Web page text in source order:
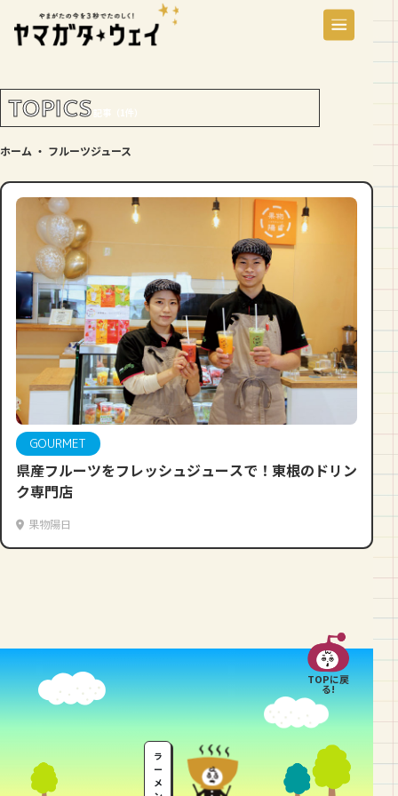
TOPICS 記事（1件）
ホーム ・ フルーツジュース
GOURMET
県産フルーツをフレッシュジュースで！東根のドリン
ク専門店
果物陽日
TOPに戻
る!
ラ
ー
メ